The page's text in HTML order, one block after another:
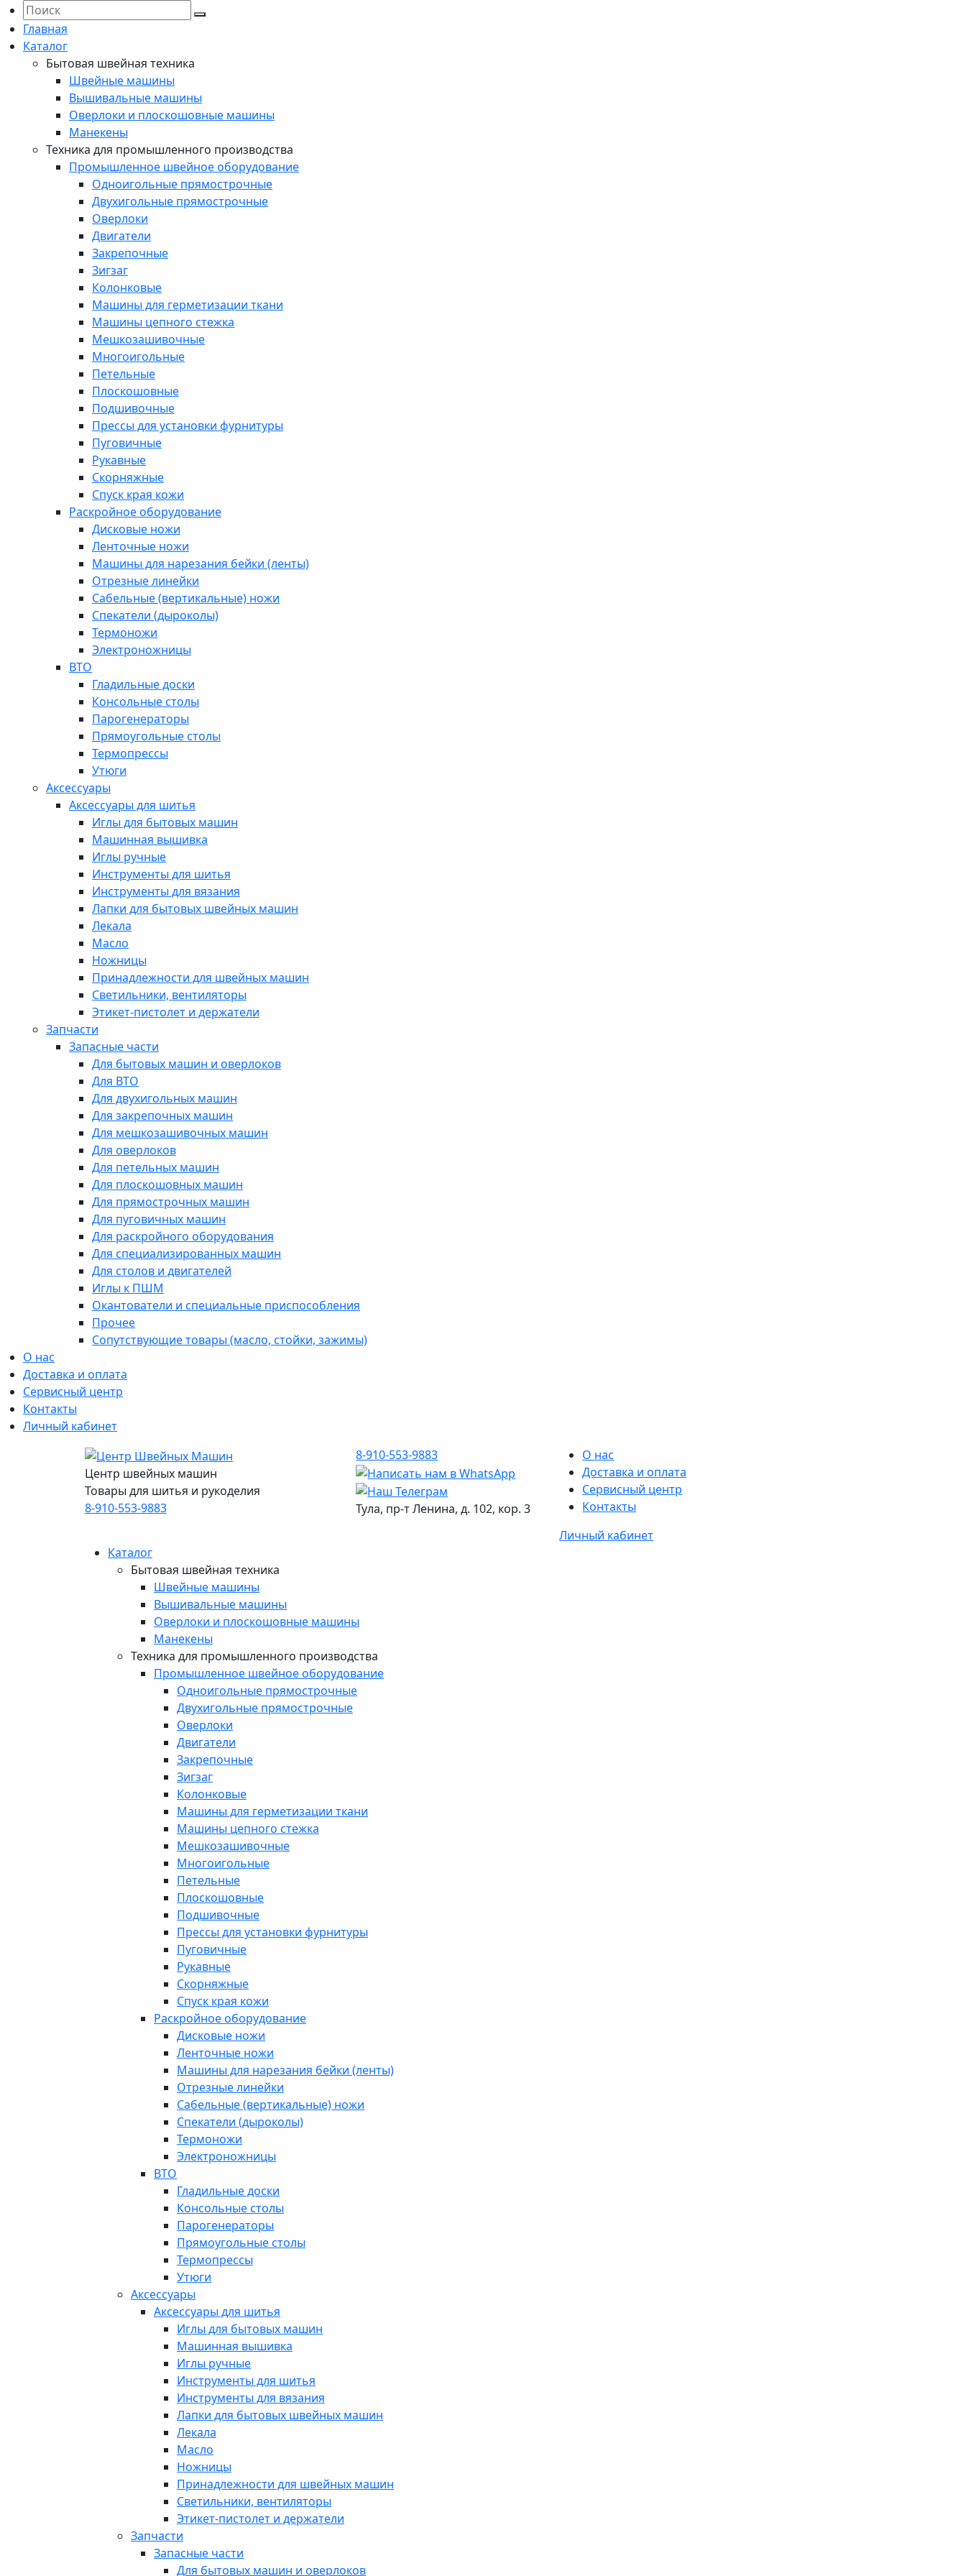
Главная
Каталог
Бытовая швейная техника
Швейные машины
Вышивальные машины
Оверлоки и плоскошовные машины
Манекены
Техника для промышленного производства
Промышленное швейное оборудование
Одноигольные прямострочные
Двухигольные прямострочные
Оверлоки
Двигатели
Закрепочные
Зигзаг
Колонковые
Машины для герметизации ткани
Машины цепного стежка
Мешкозашивочные
Многоигольные
Петельные
Плоскошовные
Подшивочные
Прессы для установки фурнитуры
Пуговичные
Рукавные
Скорняжные
Спуск края кожи
Раскройное оборудование
Дисковые ножи
Ленточные ножи
Машины для нарезания бейки (ленты)
Отрезные линейки
Сабельные (вертикальные) ножи
Спекатели (дыроколы)
Термоножи
Электроножницы
ВТО
Гладильные доски
Консольные столы
Парогенераторы
Прямоугольные столы
Термопрессы
Утюги
Аксессуары
Аксессуары для шитья
Иглы для бытовых машин
Машинная вышивка
Иглы ручные
Инструменты для шитья
Инструменты для вязания
Лапки для бытовых швейных машин
Лекала
Масло
Ножницы
Принадлежности для швейных машин
Светильники, вентиляторы
Этикет-пистолет и держатели
Запчасти
Запасные части
Для бытовых машин и оверлоков
Для ВТО
Для двухигольных машин
Для закрепочных машин
Для мешкозашивочных машин
Для оверлоков
Для петельных машин
Для плоскошовных машин
Для прямострочных машин
Для пуговичных машин
Для раскройного оборудования
Для специализированных машин
Для столов и двигателей
Иглы к ПШМ
Окантователи и специальные приспособления
Прочее
Сопутствующие товары (масло, стойки, зажимы)
О нас
Доставка и оплата
Сервисный центр
Контакты
Личный кабинет
Центр швейных машин
Товары для шитья и рукоделия
8-910-553-9883
8-910-553-9883
Тула, пр-т Ленина, д. 102, кор. 3
О нас
Доставка и оплата
Сервисный центр
Контакты
Личный кабинет
Каталог
Бытовая швейная техника
Швейные машины
Вышивальные машины
Оверлоки и плоскошовные машины
Манекены
Техника для промышленного производства
Промышленное швейное оборудование
Одноигольные прямострочные
Двухигольные прямострочные
Оверлоки
Двигатели
Закрепочные
Зигзаг
Колонковые
Машины для герметизации ткани
Машины цепного стежка
Мешкозашивочные
Многоигольные
Петельные
Плоскошовные
Подшивочные
Прессы для установки фурнитуры
Пуговичные
Рукавные
Скорняжные
Спуск края кожи
Раскройное оборудование
Дисковые ножи
Ленточные ножи
Машины для нарезания бейки (ленты)
Отрезные линейки
Сабельные (вертикальные) ножи
Спекатели (дыроколы)
Термоножи
Электроножницы
ВТО
Гладильные доски
Консольные столы
Парогенераторы
Прямоугольные столы
Термопрессы
Утюги
Аксессуары
Аксессуары для шитья
Иглы для бытовых машин
Машинная вышивка
Иглы ручные
Инструменты для шитья
Инструменты для вязания
Лапки для бытовых швейных машин
Лекала
Масло
Ножницы
Принадлежности для швейных машин
Светильники, вентиляторы
Этикет-пистолет и держатели
Запчасти
Запасные части
Для бытовых машин и оверлоков